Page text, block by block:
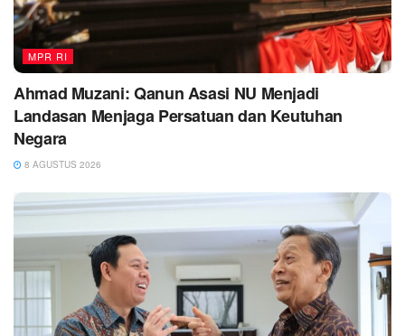
MPR RI
Ahmad Muzani: Qanun Asasi NU Menjadi
Landasan Menjaga Persatuan dan Keutuhan
Negara
8 AGUSTUS 2026